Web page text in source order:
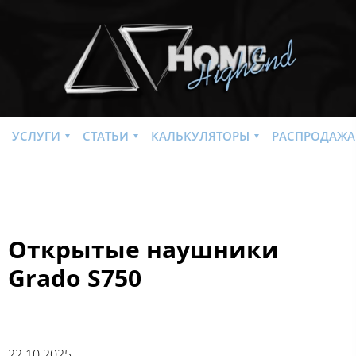
УСЛУГИ СТАТЬИ КАЛЬКУЛЯТОРЫ РАСПРОДАЖА
Открытые наушники
Grado S750